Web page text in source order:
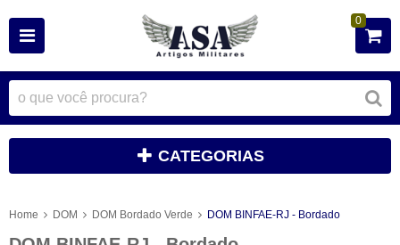
0
CATEGORIAS
Home DOM DOM Bordado Verde DOM BINFAE-RJ - Bordado